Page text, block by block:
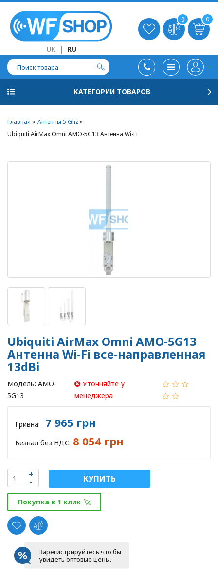
UK | RU
0 0
КАТЕГОРИИ ТОВАРОВ
Главная
Антенны 5 Ghz
Ubiquiti AirMax Omni AMO-5G13 Антенна Wi-Fi
Ubiquiti AirMax Omni AMO-5G13
Антенна Wi-Fi все-направленная
13dBi
Модель: AMO-
5G13
Уточняйте у
менеджера
Гривна: 7 965 грн
Безнал без НДС: 8 054 грн
КУПИТЬ
Покупка в 1 клик
Зарегистрируйтесь что бы
увидеть оптовые цены.